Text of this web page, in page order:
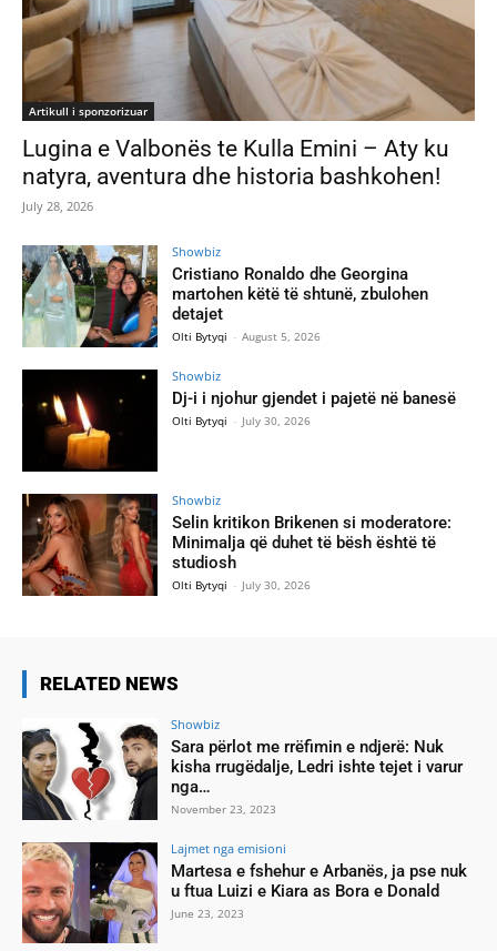
Artikull i sponzorizuar
Lugina e Valbonës te Kulla Emini – Aty ku
natyra, aventura dhe historia bashkohen!
July 28, 2026
Showbiz
Cristiano Ronaldo dhe Georgina
martohen këtë të shtunë, zbulohen
detajet
Olti Bytyqi - August 5, 2026
Showbiz
Dj-i i njohur gjendet i pajetë në banesë
Olti Bytyqi - July 30, 2026
Showbiz
Selin kritikon Brikenen si moderatore:
Minimalja që duhet të bësh është të
studiosh
Olti Bytyqi - July 30, 2026
RELATED NEWS
Showbiz
Sara përlot me rrëfimin e ndjerë: Nuk
kisha rrugëdalje, Ledri ishte tejet i varur
nga…
November 23, 2023
Lajmet nga emisioni
Martesa e fshehur e Arbanës, ja pse nuk
u ftua Luizi e Kiara as Bora e Donald
June 23, 2023